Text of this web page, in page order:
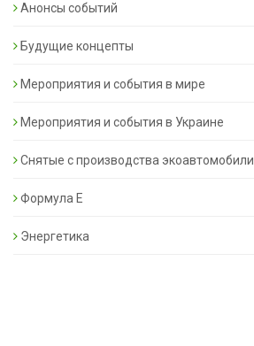
Анонсы событий
Будущие концепты
Мероприятия и события в мире
Мероприятия и события в Украине
Снятые с производства экоавтомобили
Формула Е
Энергетика